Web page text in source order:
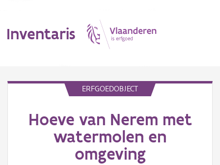
Inventaris
Erfgoedobject
Aanduidingsobject
ERFGOEDOBJECT
Hoeve van Nerem met
watermolen en
omgeving